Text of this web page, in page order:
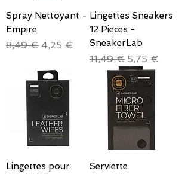
Spray Nettoyant -
Empire
Prix original
8,49 € Prix promotionnel
4,25 €
Lingettes Sneakers
12 Pieces -
SneakerLab
Prix original
11,49 € Prix
5,75 €
Lingettes pour
Serviette